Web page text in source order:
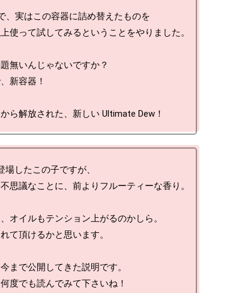
、実はこの容器に詰め替えたものを
使って試してみるということをやりました。
無いんじゃないですか？
新容器！
場したこの子ですが、
思議なことに、前よりフルーティーな香り。
オイルもテンション上がるのかしら。
て頂けるかと思います。
まで公開してきた説明です。